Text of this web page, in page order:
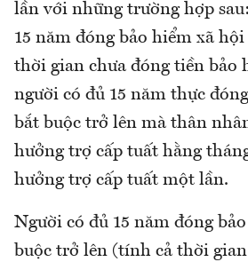
lần với những trường hợp
15 năm đóng bảo hiểm xã
thời gian chưa đóng tiền bảo
người có đủ 15 năm thực
bắt buộc trở lên mà thân
hưởng trợ cấp tuất hằng
hưởng trợ cấp tuất một lần.
Người có đủ 15 năm đóng
buộc trở lên (tính cả thời